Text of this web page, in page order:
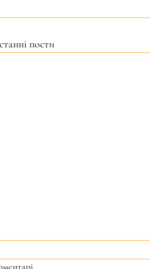
пости